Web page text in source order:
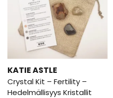
KATIE ASTLE
Crystal Kit – Fertility –
Hedelmällisyys Kristallit